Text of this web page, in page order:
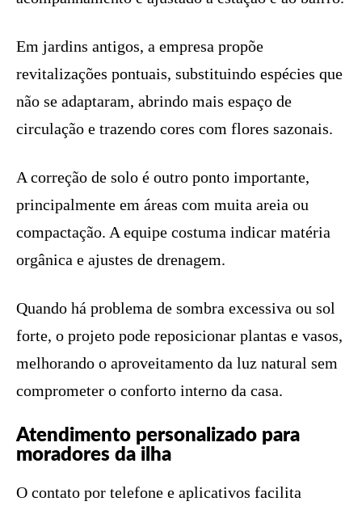
Em jardins antigos, a empresa propõe
revitalizações pontuais, substituindo espécies que
não se adaptaram, abrindo mais espaço de
circulação e trazendo cores com flores sazonais.
A correção de solo é outro ponto importante,
principalmente em áreas com muita areia ou
compactação. A equipe costuma indicar matéria
orgânica e ajustes de drenagem.
Quando há problema de sombra excessiva ou sol
forte, o projeto pode reposicionar plantas e vasos,
melhorando o aproveitamento da luz natural sem
comprometer o conforto interno da casa.
Atendimento personalizado para
moradores da ilha
O contato por telefone e aplicativos facilita